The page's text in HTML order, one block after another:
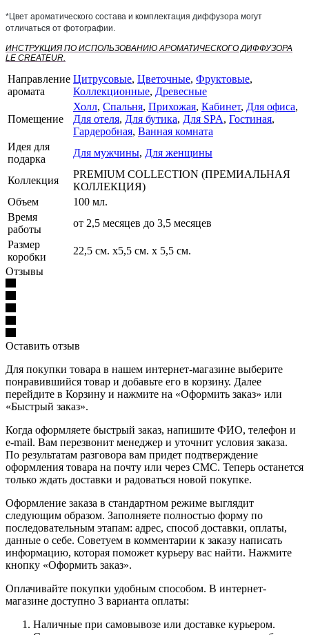
*Цвет ароматического состава и комплектация диффузора могут
отличаться от фотографии.
ИНСТРУКЦИЯ ПО ИСПОЛЬЗОВАНИЮ АРОМАТИЧЕСКОГО ДИФФУЗОРА
LE CREATEUR.
Направление
аромата
Цитрусовые, Цветочные, Фруктовые,
Коллекционные, Древесные
Помещение
Холл, Спальня, Прихожая, Кабинет, Для офиса,
Для отеля, Для бутика, Для SPA, Гостиная,
Гардеробная, Ванная комната
Идея для
подарка
Для мужчины, Для женщины
Коллекция
PREMIUM COLLECTION (ПРЕМИАЛЬНАЯ
КОЛЛЕКЦИЯ)
Объем
100 мл.
Время
работы
от 2,5 месяцев до 3,5 месяцев
Размер
коробки
22,5 см. х5,5 см. х 5,5 см.
Отзывы
Оставить отзыв
Для покупки товара в нашем интернет-магазине выберите
понравившийся товар и добавьте его в корзину. Далее
перейдите в Корзину и нажмите на «Оформить заказ» или
«Быстрый заказ».
Когда оформляете быстрый заказ, напишите ФИО, телефон и
e-mail. Вам перезвонит менеджер и уточнит условия заказа.
По результатам разговора вам придет подтверждение
оформления товара на почту или через СМС. Теперь останется
только ждать доставки и радоваться новой покупке.
Оформление заказа в стандартном режиме выглядит
следующим образом. Заполняете полностью форму по
последовательным этапам: адрес, способ доставки, оплаты,
данные о себе. Советуем в комментарии к заказу написать
информацию, которая поможет курьеру вас найти. Нажмите
кнопку «Оформить заказ».
Оплачивайте покупки удобным способом. В интернет-
магазине доступно 3 варианта оплаты:
Наличные при самовывозе или доставке курьером.